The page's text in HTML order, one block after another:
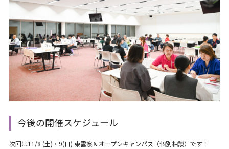
今後の開催スケジュール
次回は11/8 (土)・9(日) 東雲祭＆オープンキャンパス（個別相談）です！